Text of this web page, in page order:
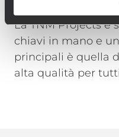
La TNM Projects è
chiavi in mano e
principali è quella
alta qualità per